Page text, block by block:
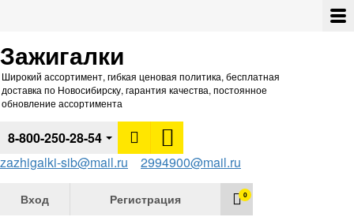
Зажигалки
Широкий ассортимент, гибкая ценовая политика, бесплатная
доставка по Новосибирску, гарантия качества, постоянное
обновление ассортимента
8-800-250-28-54
zazhigalki-sib@mail.ru
2994900@mail.ru
Вход Регистрация 0